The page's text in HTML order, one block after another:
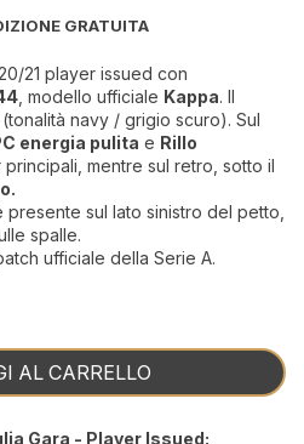
GRATUITA
21 player issued con
, modello ufficiale Kappa. Il
navy / grigio scuro). Sul
energia pulita e Rillo
mentre sul retro, sotto il
sul lato sinistro del petto,
spalle.
ufficiale della Serie A.
AL CARRELLO
Gara - Player Issued: